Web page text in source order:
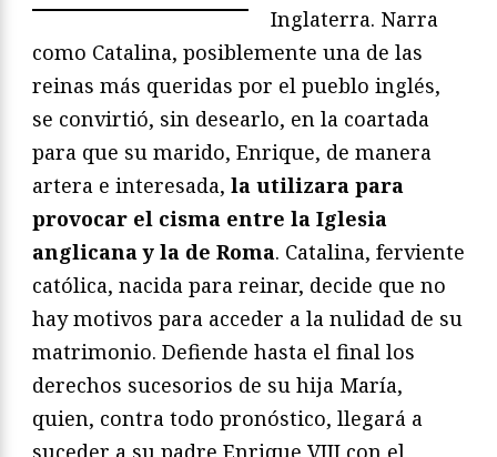
Inglaterra. Narra
como Catalina, posiblemente una de las
reinas más queridas por el pueblo inglés,
se convirtió, sin desearlo, en la coartada
para que su marido, Enrique, de manera
artera e interesada, la utilizara para
provocar el cisma entre la Iglesia
anglicana y la de Roma. Catalina, ferviente
católica, nacida para reinar, decide que no
hay motivos para acceder a la nulidad de su
matrimonio. Defiende hasta el final los
derechos sucesorios de su hija María,
quien, contra todo pronóstico, llegará a
suceder a su padre Enrique VIII con el